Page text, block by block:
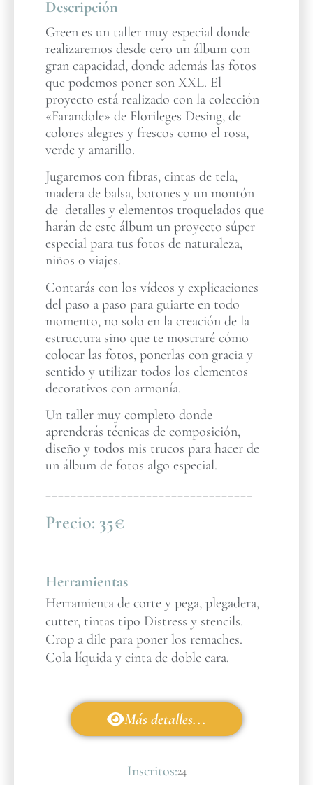
Descripción
Green es un taller muy especial donde
realizaremos desde cero un álbum con
gran capacidad, donde además las fotos
que podemos poner son XXL. El
proyecto está realizado con la colección
«Farandole» de Florileges Desing, de
colores alegres y frescos como el rosa,
verde y amarillo.
Jugaremos con fibras, cintas de tela,
madera de balsa, botones y un montón
de detalles y elementos troquelados que
harán de este álbum un proyecto súper
especial para tus fotos de naturaleza,
niños o viajes.
Contarás con los vídeos y explicaciones
del paso a paso para guiarte en todo
momento, no solo en la creación de la
estructura sino que te mostraré cómo
colocar las fotos, ponerlas con gracia y
sentido y utilizar todos los elementos
decorativos con armonía.
Un taller muy completo donde
aprenderás técnicas de composición,
diseño y todos mis trucos para hacer de
un álbum de fotos algo especial.
_________________________________
Precio: 35€
Herramientas
Herramienta de corte y pega, plegadera,
cutter, tintas tipo Distress y stencils.
Crop a dile para poner los remaches.
Cola líquida y cinta de doble cara.
Más detalles...
Inscritos:24